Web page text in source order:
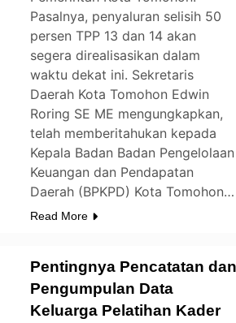
Pasalnya, penyaluran selisih 50
persen TPP 13 dan 14 akan
segera direalisasikan dalam
waktu dekat ini. Sekretaris
Daerah Kota Tomohon Edwin
Roring SE ME mengungkapkan,
telah memberitahukan kepada
Kepala Badan Badan Pengelolaan
Keuangan dan Pendapatan
Daerah (BPKPD) Kota Tomohon…
Read More
Pentingnya Pencatatan
Pengumpulan Data
Keluarga Pelatihan Kader